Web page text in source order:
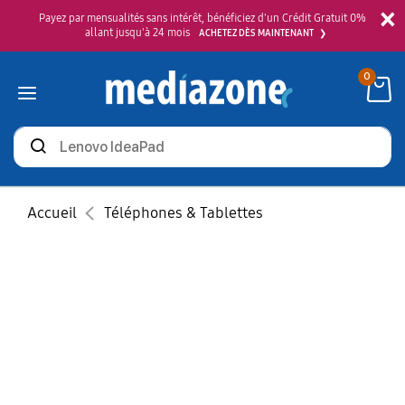
×
Payez par mensualités sans intérêt, bénéficiez d'un Crédit Gratuit 0%
allant jusqu'à 24 mois
ACHETEZ DÈS MAINTENANT
Rechercher
des
produits
0
Accueil Téléphones & Tablettes